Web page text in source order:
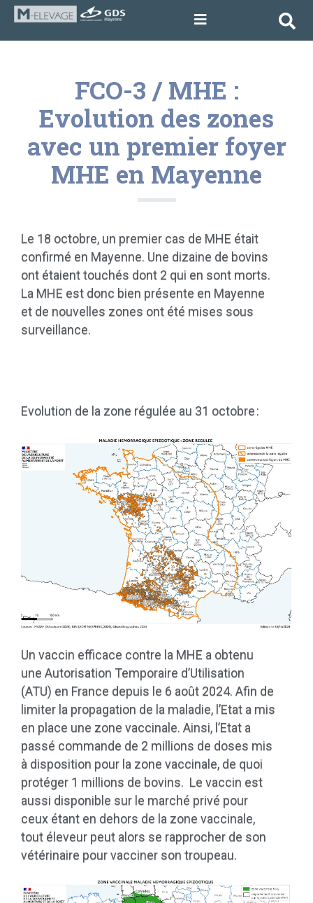
FCO-3 / MHE :
Evolution des zones
avec un premier foyer
MHE en Mayenne
Le 18 octobre, un premier cas de MHE était
confirmé en Mayenne. Une dizaine de bovins
ont étaient touchés dont 2 qui en sont morts.
La MHE est donc bien présente en Mayenne
et de nouvelles zones ont été mises sous
surveillance.
Evolution de la zone régulée au 31 octobre:
Un vaccin efficace contre la MHE a obtenu
une Autorisation Temporaire d’Utilisation
(ATU) en France depuis le 6 août 2024. Afin de
limiter la propagation de la maladie, l’Etat a mis
en place une zone vaccinale. Ainsi, l’Etat a
passé commande de 2 millions de doses mis
à disposition pour la zone vaccinale, de quoi
protéger 1 millions de bovins. Le vaccin est
aussi disponible sur le marché privé pour
ceux étant en dehors de la zone vaccinale,
tout éleveur peut alors se rapprocher de son
vétérinaire pour vacciner son troupeau.